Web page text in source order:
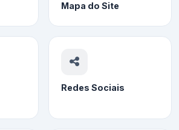
Mapa do Site
Redes Sociais